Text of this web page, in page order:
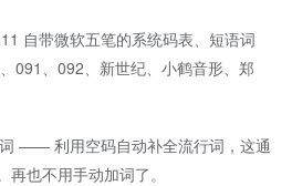
自带微软五笔的系统码表、短语词
091、092、新世纪、小鹤音形、郑
—— 利用空码自动补全流行词，这通
也不用手动加词了。